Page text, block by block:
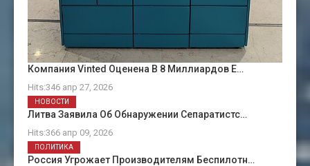
Компания Vinted Оценена В 8 Миллиардов Е…
Hits:346 апр 27, 2026
Литва Заявила Об Обнаружении Сепаратистс…
Hits:366 апр 09, 2026
НОВОСТИ
Россия Угрожает Производителям Беспилотн…
ПОЛИТИКА